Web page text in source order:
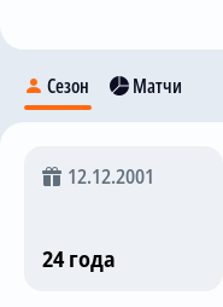
Сезон Матчи
12.12.2001
24 года
Статистика
Календарь игр
Трансляции